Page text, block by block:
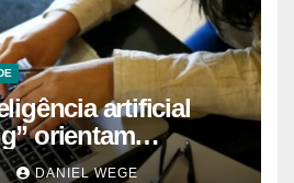
artificial
orientam
DANIEL WEGE